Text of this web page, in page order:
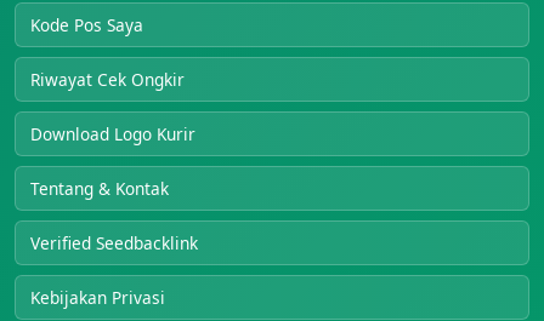
Kode Pos Saya
Riwayat Cek Ongkir
Download Logo Kurir
Tentang & Kontak
Verified Seedbacklink
Kebijakan Privasi